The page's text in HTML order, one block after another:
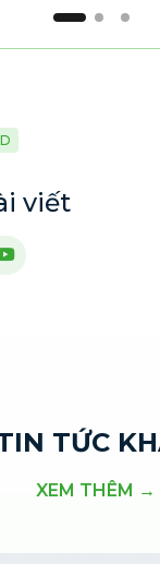
viết
TỨC
XEM THÊM →